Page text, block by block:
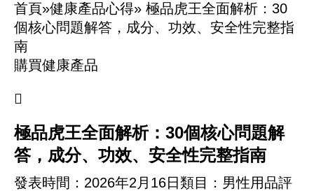
首頁»健康產品心得» 極品虎王全面解析：30
個核心問題解答，成分、功效、安全性完整指
南
購買健康產品

極品虎王全面解析：30個核心問題解
答，成分、功效、安全性完整指南
發表時間： 2026年2月16日 類目：男性用品評